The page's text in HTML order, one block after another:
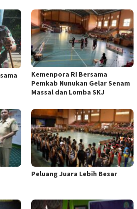
Kemenpora RI Bersama
Pemkab Nunukan Gelar Senam
Massal dan Lomba SKJ
Peluang Juara Lebih Besar